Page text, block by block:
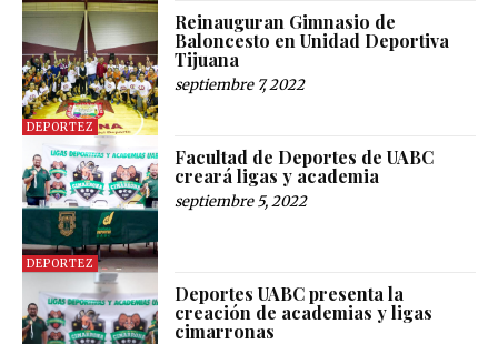
DEPORTEZ
Reinauguran Gimnasio de
Baloncesto en Unidad Deportiva
Tijuana
septiembre 7, 2022
DEPORTEZ
Facultad de Deportes de UABC
creará ligas y academia
septiembre 5, 2022
Deportes UABC presenta la
creación de academias y ligas
cimarronas